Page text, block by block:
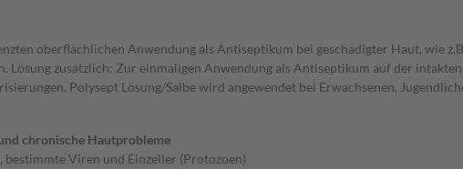
oberflächlichen Anwendung als Antiseptikum bei geschädigter Haut, wie
zusätzlich: Zur einmaligen Anwendung als Antiseptikum auf der
Polysept Lösung/Salbe wird angewendet bei Erwachsenen,
chronische Hautprobleme
bestimmte Viren und Einzeller (Protozoen)